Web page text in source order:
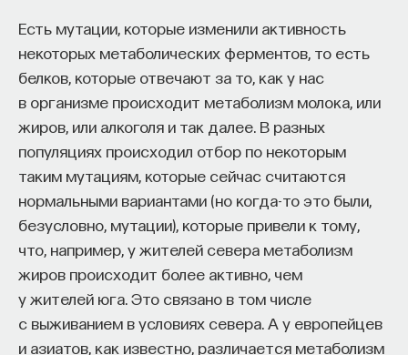
Есть мутации, которые изменили активность
некоторых метаболических ферментов, то есть
белков, которые отвечают за то, как у нас
в организме происходит метаболизм молока, или
жиров, или алкоголя и так далее. В разных
популяциях происходил отбор по некоторым
таким мутациям, которые сейчас считаются
нормальными вариантами (но когда-то это были,
безусловно, мутации), которые привели к тому,
что, например, у жителей севера метаболизм
жиров происходит более активно, чем
у жителей юга. Это связано в том числе
с выживанием в условиях севера. А у европейцев
и азиатов, как известно, различается метаболизм